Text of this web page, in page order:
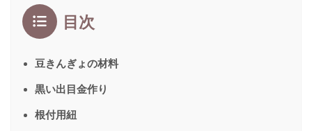
目次
豆きんぎょの材料
黒い出目金作り
根付用紐